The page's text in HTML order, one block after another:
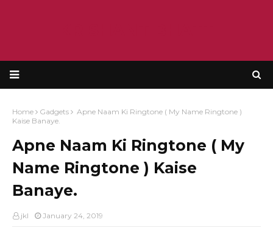
Home Gadgets
Apne Naam Ki Ringtone ( My Name Ringtone )
Kaise Banaye.
Apne Naam Ki Ringtone ( My
Name Ringtone ) Kaise
Banaye.
jkl January 24, 2019